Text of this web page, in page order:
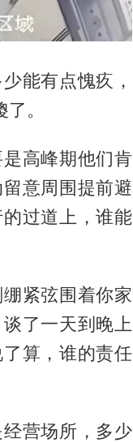
能有点愧疚，
。
高峰期他们肯
意周围提前避
过道上，谁能
紧弦围着你家
了一天到晚上
算，谁的责任
营场所，多少